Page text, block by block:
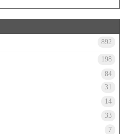
892
198
84
31
14
33
7